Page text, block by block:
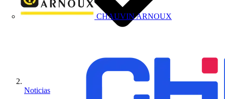
CHAUVIN ARNOUX
Noticias